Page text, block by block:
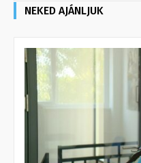
NEKED AJÁNLJUK